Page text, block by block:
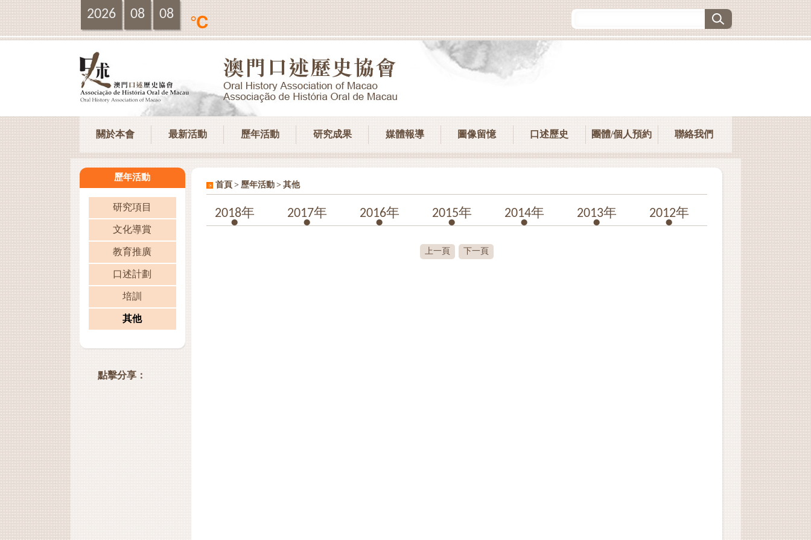
2026 08 08
℃
關於本會 最新活動 歷年活動 研究成果 媒體報導 圖像留憶 口述歷史 團體/個人預約 聯絡我們
歷年活動
研究項目
文化導賞
教育推廣
口述計劃
培訓
其他
點擊分享：
首頁 >歷年活動 >其他
2018年 2017年 2016年 2015年 2014年 2013年 2012年 2011年
上一頁 下一頁